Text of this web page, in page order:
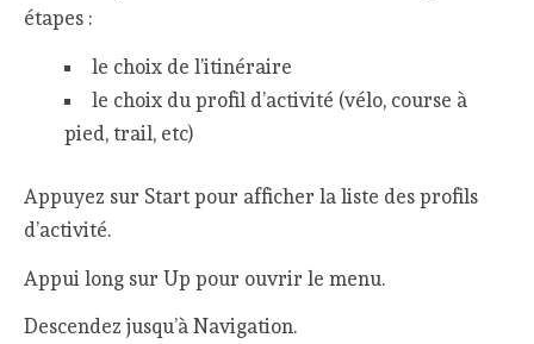
étapes :
le choix de l’itinéraire
le choix du profil d’activité (vélo, course à
pied, trail, etc)
Appuyez sur Start pour afficher la liste des profils
d’activité.
Appui long sur Up pour ouvrir le menu.
Descendez jusqu’à Navigation.